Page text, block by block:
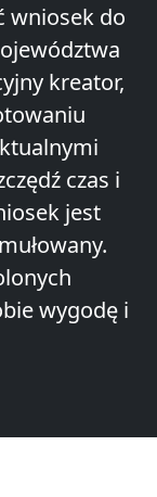
wniosek do
kreator,
czas i
jest
wygodę i